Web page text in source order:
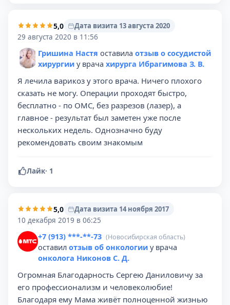
5,0
Дата визита 13 августа 2020
29 августа 2020 в 11:56
Гришина Настя оставила отзыв о сосудистой
хирургии у врача хирурга Ибрагимова З. В.
Я лечила варикоз у этого врача. Ничего плохого
сказать не могу. Операции проходят быстро,
бесплатно - по ОМС, без разрезов (лазер), а
главное - результат был заметен уже после
нескольких недель. Однозначно буду
рекомендовать своим знакомым
Лайк· 1
5,0
Дата визита 14 ноября 2017
10 декабря 2019 в 06:25
+7 (913) ***-**-73 (Новосибирская область)
оставил отзыв об онкологии у врача
онколога Никонов С. Д.
Огромная Благодарность Сергею Даниловичу за
его профессионализм и человеколюбие!
Благодаря ему Мама живёт полноценной жизнью